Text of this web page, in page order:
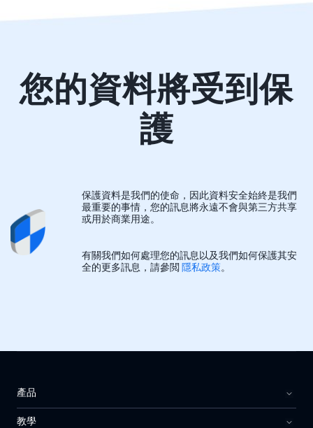
您的資料將受到保
護
保護資料是我們的使命，因此資料安全始終是我們
最重要的事情，您的訊息將永遠不會與第三方共享
或用於商業用途。
有關我們如何處理您的訊息以及我們如何保護其安
全的更多訊息，請參閲 隱私政策。
產品
教學